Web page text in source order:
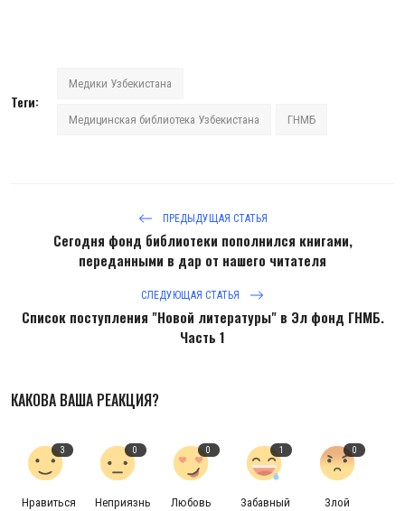
Теги:
Медики Узбекистана
Медицинская библиотека Узбекистана ГНМБ
ПРЕДЫДУЩАЯ СТАТЬЯ
Сегодня фонд библиотеки пополнился книгами,
переданными в дар от нашего читателя
СЛЕДУЮЩАЯ СТАТЬЯ
Список поступления "Новой литературы" в Эл фонд ГНМБ.
Часть 1
КАКОВА ВАША РЕАКЦИЯ?
3
Нравиться
0
Неприязнь
0
Любовь
1
Забавный
0
Злой